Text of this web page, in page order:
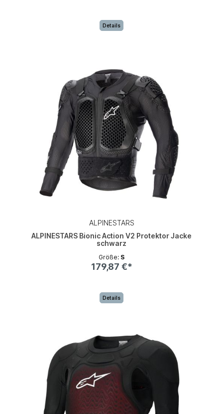
Details
ALPINESTARS
ALPINESTARS Bionic Action V2 Protektor Jacke
schwarz
Größe: S
179,87 €*
Details